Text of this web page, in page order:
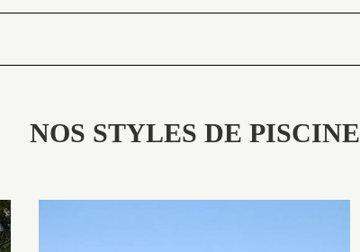
NOS STYLES DE PISCINE